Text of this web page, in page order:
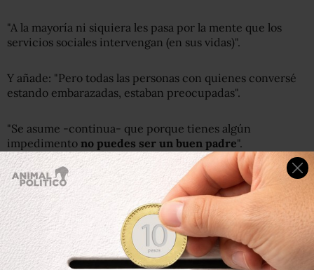
"A la mayoría ni siquiera les pasa por la mente que los
servicios sociales intervengan (en sus vidas)".
Y añade: "Pero todas las personas con quienes conversé
estando embarazadas, estaban preocupadas".
"Se asume -continua- que porque tienes algún
impedimento no puedes ser un buen padre".
Ayuda y dificultades
Sin embargo, como consecuencia de sus problemas de
movilidad, era inevitable que en algún momento Betty
necesitara
más ayuda .